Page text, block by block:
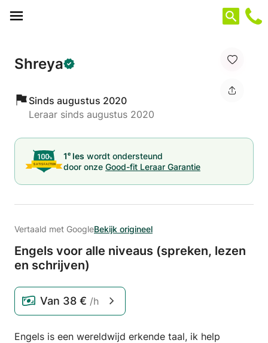
Shreya
Sinds augustus 2020
Leraar sinds augustus 2020
1e les wordt ondersteund
door onze Good-fit Leraar Garantie
Vertaald met GoogleBekijk origineel
Engels voor alle niveaus (spreken, lezen
en schrijven)
Van 38 € /h
Engels is een wereldwijd erkende taal, ik help